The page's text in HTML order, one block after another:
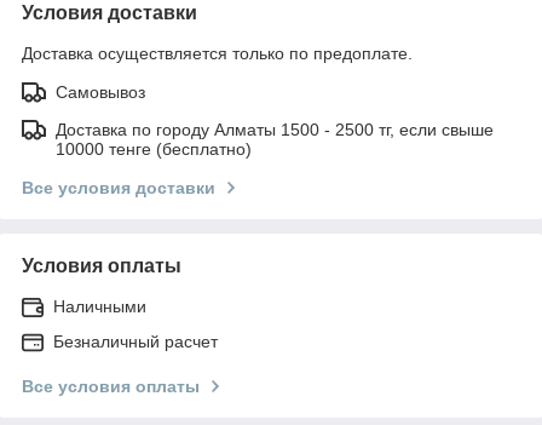
Условия доставки
Доставка осуществляется только по предоплате.
Самовывоз
Доставка по городу Алматы 1500 - 2500 тг, если свыше
10000 тенге (бесплатно)
Все условия доставки
Условия оплаты
Наличными
Безналичный расчет
Все условия оплаты